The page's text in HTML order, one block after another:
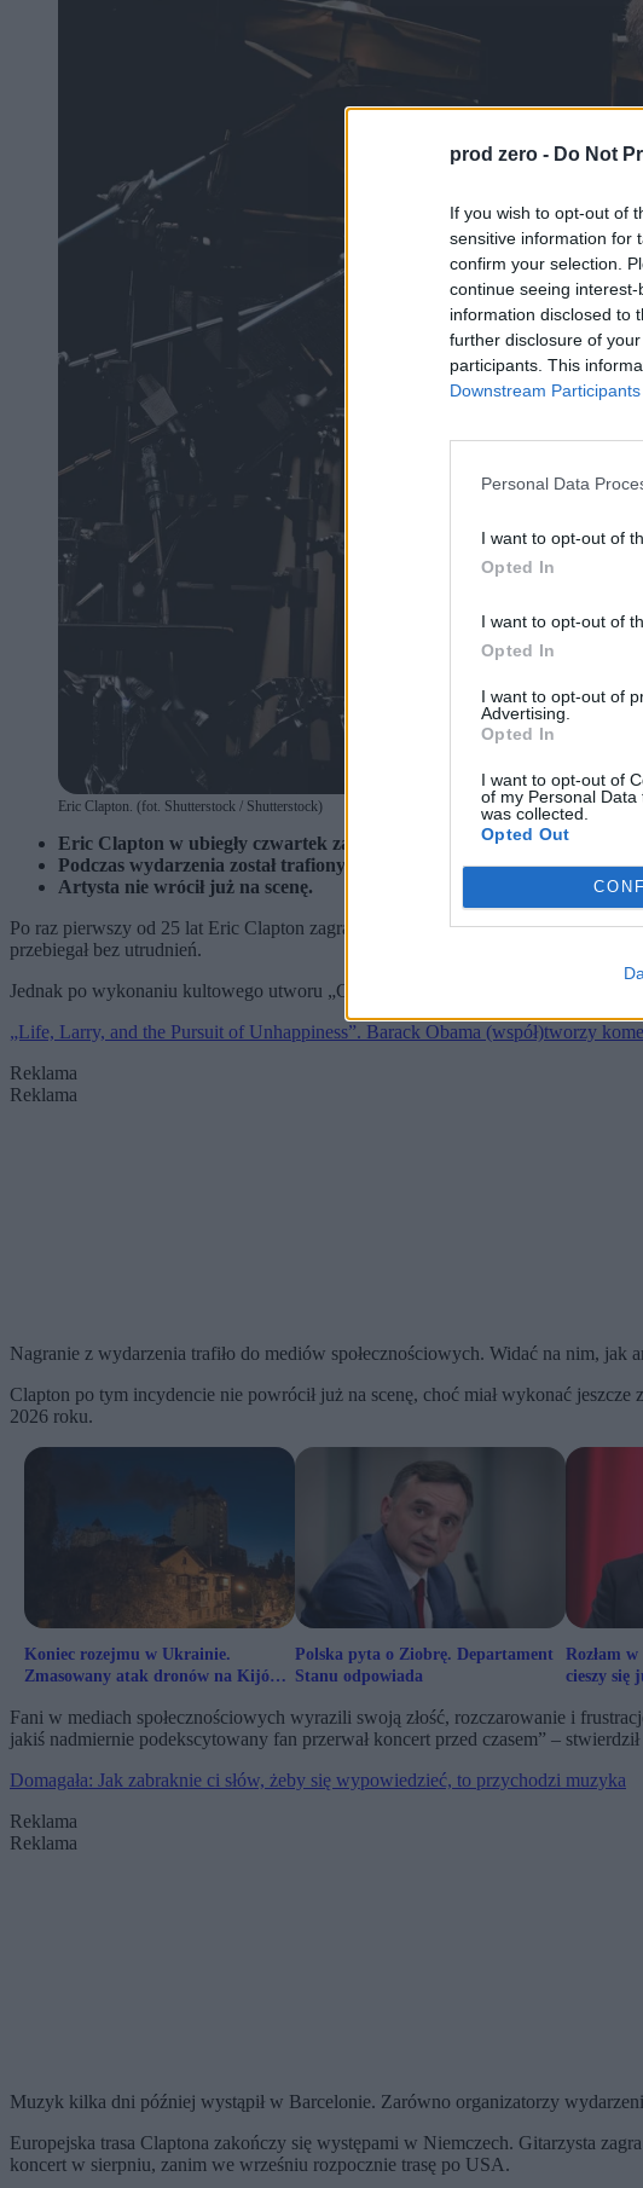
prod zero - Do Not
If you wish to opt-out of
sensitive information for
confirm your selection.
continue seeing
information disclosed to
further disclosure of
participants. This
Downstream Participants
Personal Data
I want to opt-out of
Opted In
I want to opt-out of
Opted In
I want to opt-out of
Advertising.
Opted In
I want to opt-out of
of my Personal
was collected.
Opted Out
Eric Clapton. (fot. Shutterstock / Shutterstock)
Eric Clapton w ubiegły czwartek zagrał koncert w Madrycie.
Podczas wydarzenia został trafiony płytą winylową rzuconą z widowni.
Artysta nie wrócił już na scenę.
Po raz pierwszy od 25 lat Eric Clapton zagrał dla hiszpańskiej publiczności. 7
przebiegał bez utrudnień.
Jednak po wykonaniu kultowego utworu „Cocaine” atmosfera w hali szybko
„Life, Larry, and the Pursuit of Unhappiness”. Barack Obama (współ)tworzy
Reklama
Reklama
Nagranie z wydarzenia trafiło do mediów społecznościowych. Widać na nim, jak
Clapton po tym incydencie nie powrócił już na scenę, choć miał wykonać
2026 roku.
Koniec rozejmu w Ukrainie.
Zmasowany atak dronów na Kijów i
Polska pyta o Ziobrę. Departament
Stanu odpowiada
Rozłam
cieszy się
Fani w mediach społecznościowych wyrazili swoją złość, rozczarowanie i
jakiś nadmiernie podekscytowany fan przerwał koncert przed czasem” –
Domagała: Jak zabraknie ci słów, żeby się wypowiedzieć, to przychodzi muzyka
Reklama
Reklama
Muzyk kilka dni później wystąpił w Barcelonie. Zarówno organizatorzy
Europejska trasa Claptona zakończy się występami w Niemczech. Gitarzysta
koncert w sierpniu, zanim we wrześniu rozpocznie trasę po USA.